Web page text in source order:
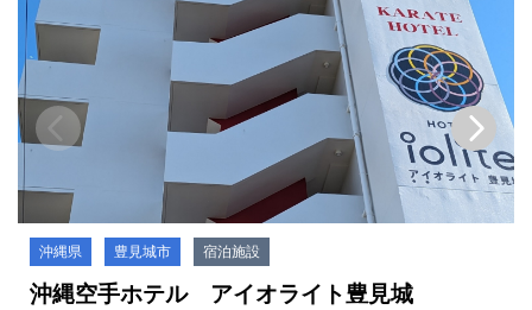
沖縄県 豊見城市 宿泊施設
沖縄空手ホテル アイオライト豊見城